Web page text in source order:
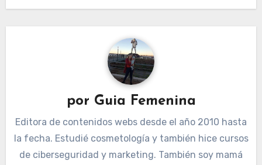
por Guia Femenina
Editora de contenidos webs desde el año 2010 hasta
la fecha. Estudié cosmetología y también hice cursos
de ciberseguridad y marketing. También soy mamá